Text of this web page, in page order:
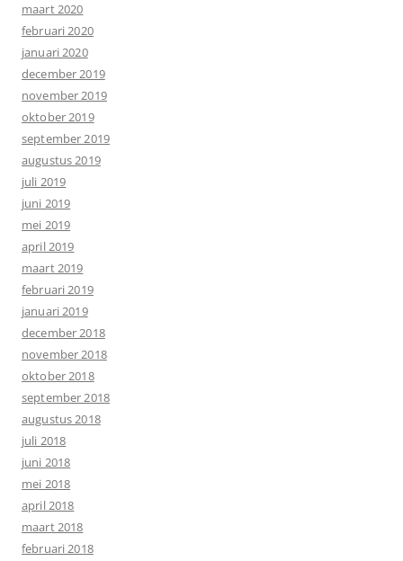
maart 2020
februari 2020
januari 2020
december 2019
november 2019
oktober 2019
september 2019
augustus 2019
juli 2019
juni 2019
mei 2019
april 2019
maart 2019
februari 2019
januari 2019
december 2018
november 2018
oktober 2018
september 2018
augustus 2018
juli 2018
juni 2018
mei 2018
april 2018
maart 2018
februari 2018